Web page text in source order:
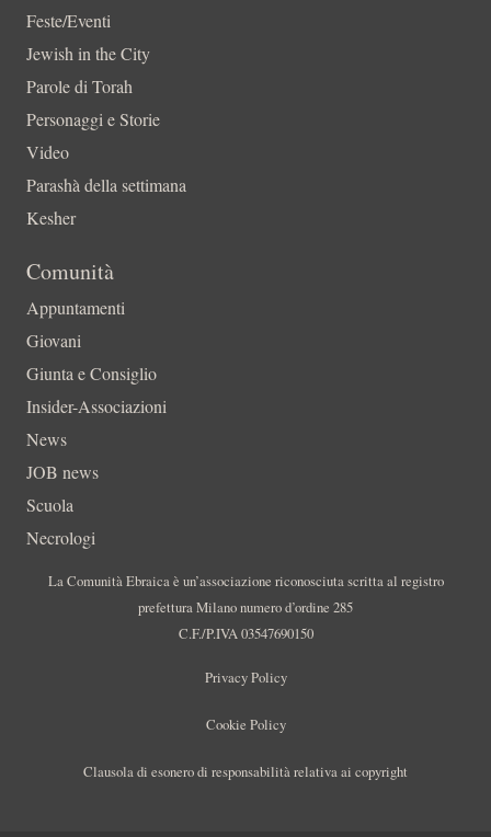
Feste/Eventi
Jewish in the City
Parole di Torah
Personaggi e Storie
Video
Parashà della settimana
Kesher
Comunità
Appuntamenti
Giovani
Giunta e Consiglio
Insider-Associazioni
News
JOB news
Scuola
Necrologi
La Comunità Ebraica è un’associazione riconosciuta scritta al registro
prefettura Milano numero d’ordine 285
C.F./P.IVA 03547690150
Privacy Policy
Cookie Policy
Clausola di esonero di responsabilità relativa ai copyright